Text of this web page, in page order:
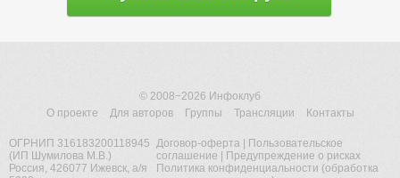
© 2008−2026 Инфоклуб
О проекте
Для авторов Группы Трансляции Контакты
ОГРНИП 316183200118945
(ИП Шумилова М.В.)
Россия, 426077 Ижевск, а/я
Договор-оферта|
Пользовательское
соглашение
Предупреждение о рисках
Политика конфиденциальности (обработка